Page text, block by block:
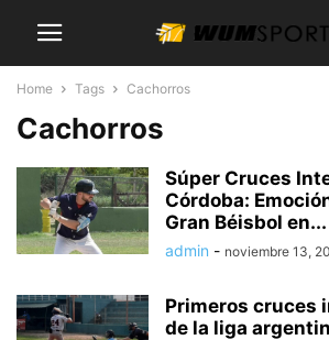
Home Tags Cachorros
Cachorros
Súper Cruces
Córdoba:
Gran Béisbol en...
admin - noviembre 13,
Primeros cruces
de la liga